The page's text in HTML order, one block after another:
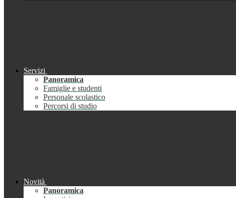
Servizi
Panoramica
Famiglie e studenti
Personale scolastico
Percorsi di studio
Novità
Panoramica